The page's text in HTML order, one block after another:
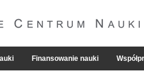
Finansowanie nauki